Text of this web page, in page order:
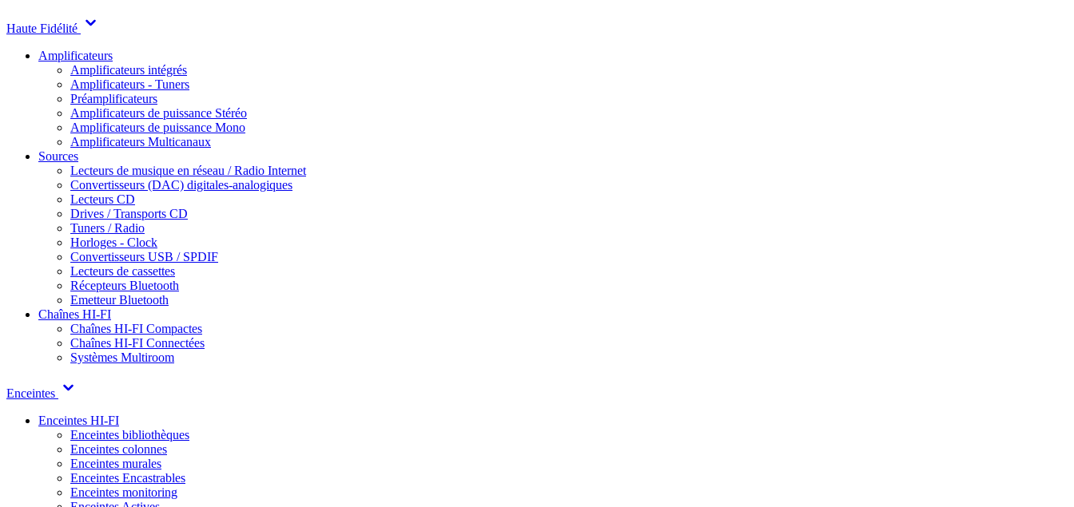
Haute Fidélité
Amplificateurs
Amplificateurs intégrés
Amplificateurs - Tuners
Préamplificateurs
Amplificateurs de puissance Stéréo
Amplificateurs de puissance Mono
Amplificateurs Multicanaux
Sources
Lecteurs de musique en réseau / Radio Internet
Convertisseurs (DAC) digitales-analogiques
Lecteurs CD
Drives / Transports CD
Tuners / Radio
Horloges - Clock
Convertisseurs USB / SPDIF
Lecteurs de cassettes
Récepteurs Bluetooth
Emetteur Bluetooth
Chaînes HI-FI
Chaînes HI-FI Compactes
Chaînes HI-FI Connectées
Systèmes Multiroom
Enceintes
Enceintes HI-FI
Enceintes bibliothèques
Enceintes colonnes
Enceintes murales
Enceintes Encastrables
Enceintes monitoring